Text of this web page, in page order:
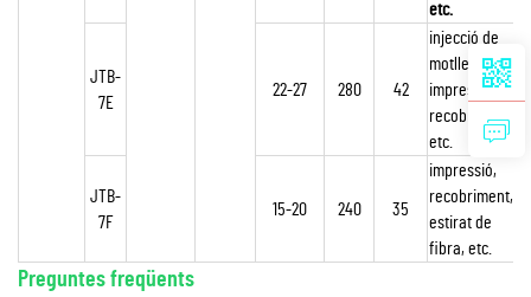
etc.
JTB-
7E
22-27 280 42
injecció de
motlles,
impressió,
recobriment,
etc.
JTB-
7F
15-20 240 35
impressió,
recobriment,
estirat de
fibra, etc.
Preguntes freqüents